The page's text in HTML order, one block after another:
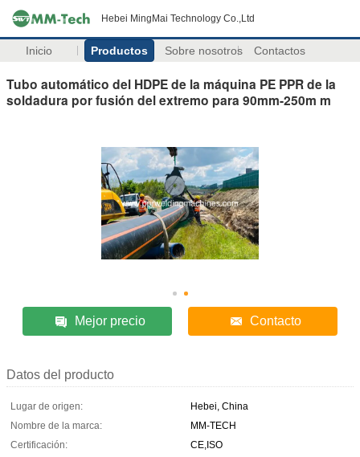
Hebei MingMai Technology Co.,Ltd
Inicio Productos Sobre nosotros Contactos
Tubo automático del HDPE de la máquina PE PPR de la
soldadura por fusión del extremo para 90mm-250m m
Mejor precio Contacto
Datos del producto
Lugar de origen:
Hebei, China
Nombre de la marca:
MM-TECH
Certificación:
CE,ISO